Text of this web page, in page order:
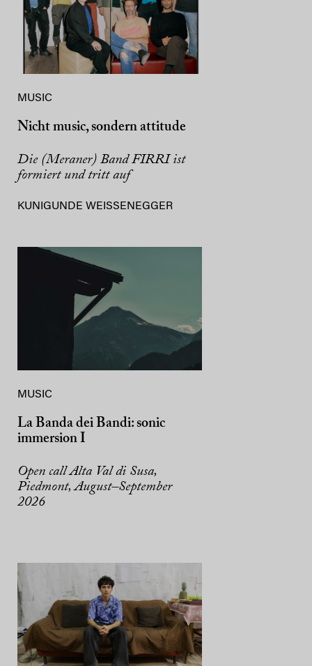
MUSIC
Nicht music, sondern attitude
Die (Meraner) Band FIRRI ist
formiert und tritt auf
KUNIGUNDE WEISSENEGGER
MUSIC
La Banda dei Bandi: sonic
immersion I
Open call Alta Val di Susa,
Piedmont, August–September
2026